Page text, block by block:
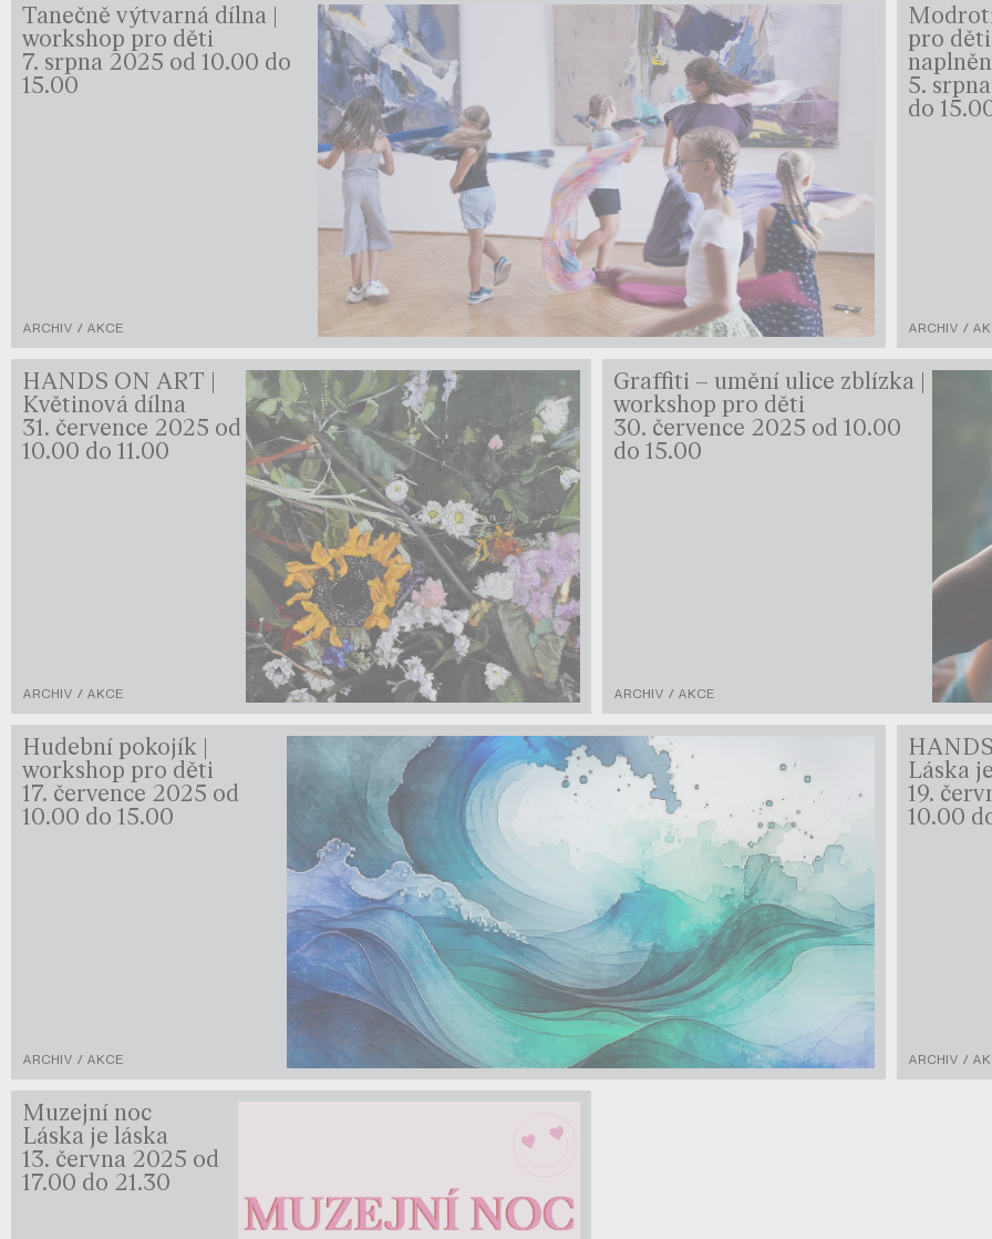
Tanečně výtvarná dílna |
workshop pro děti
7. srpna 2025 od 10.00 do
15.00
ARCHIV / AKCE
pro
5.
do
ARCHIV /
HANDS ON ART |
Květinová dílna
31. července 2025 od
10.00 do 11.00
ARCHIV / AKCE
Graffiti – umění ulice zblízka |
workshop pro děti
30. července 2025 od 10.00
do 15.00
ARCHIV / AKCE
Hudební pokojík |
workshop pro děti
17. července 2025 od
10.00 do 15.00
ARCHIV / AKCE
Láska
19.
10.00
ARCHIV /
Muzejní noc
Láska je láska
13. června 2025 od
17.00 do 21.30